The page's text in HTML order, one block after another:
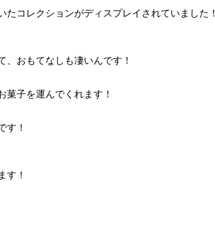
たコレクションがディスプレイされていました！
、おもてなしも凄いんです！
菓子を運んでくれます！
す！
す！